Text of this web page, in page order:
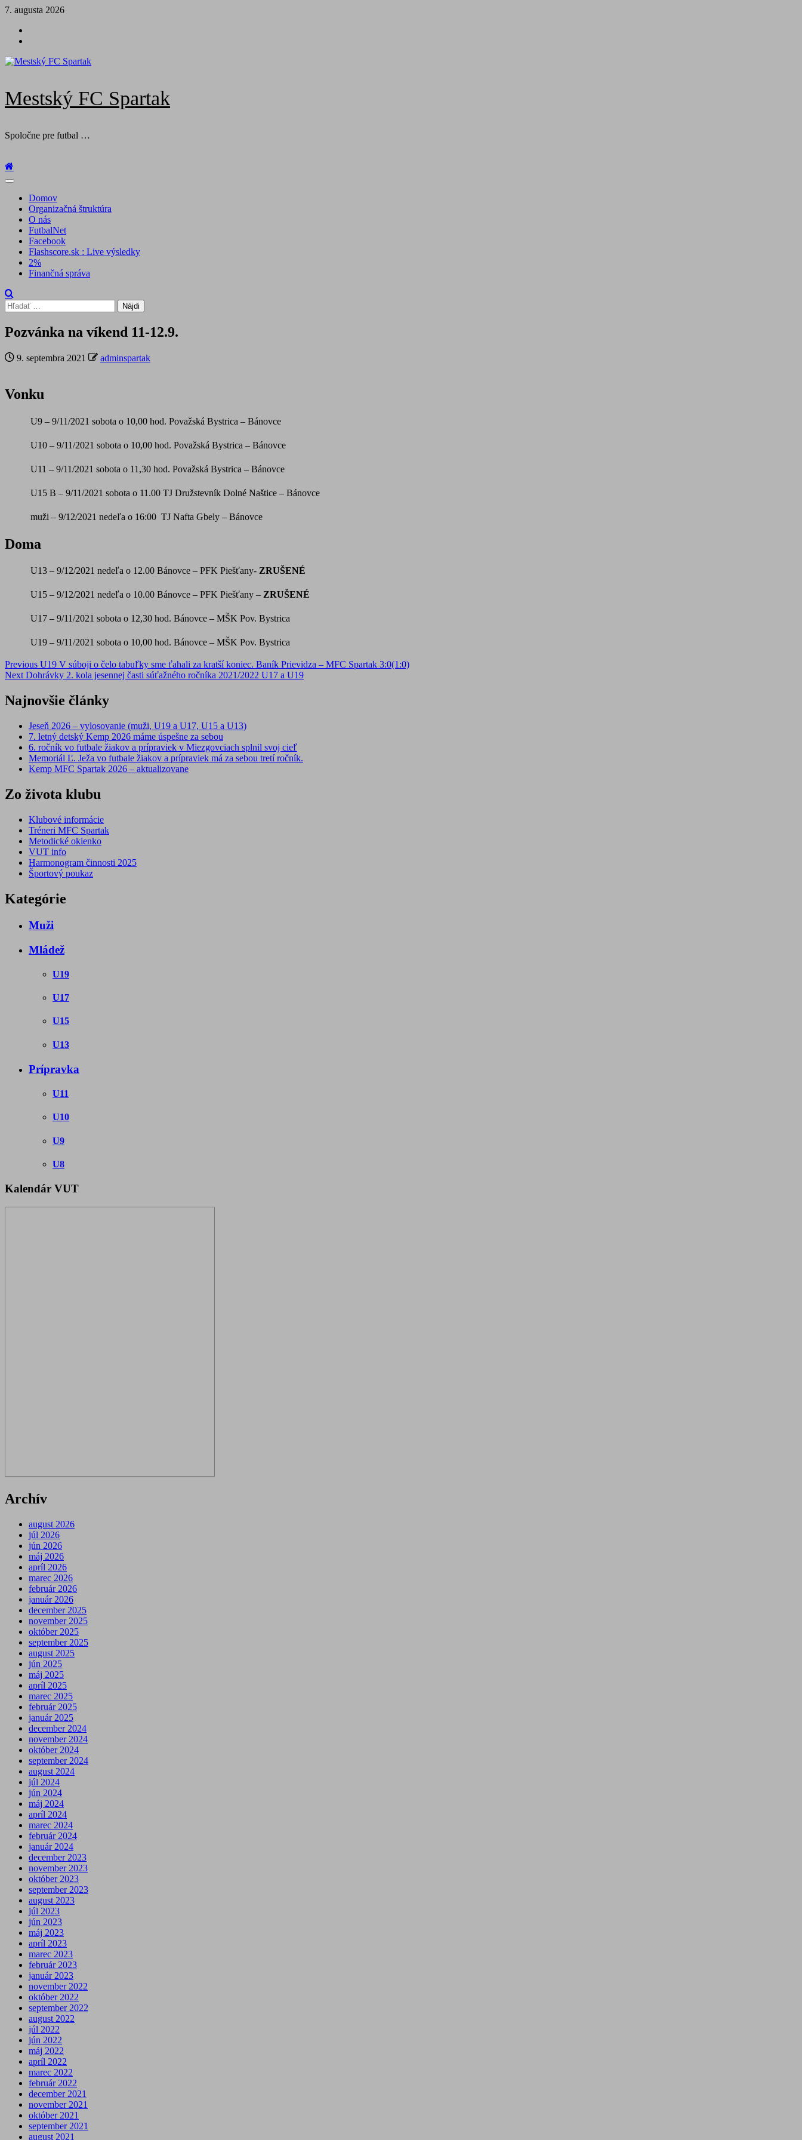
Skip
content
7. augusta 2026
Mestský FC Spartak
Spoločne pre futbal …
Primary
Domov
Organizačná štruktúra
O nás
FutbalNet
Facebook
Flashscore.sk : Live výsledky
2%
Finančná správa
Hľadať:
Pozvánka na víkend 11-12.9.
9. septembra 2021 adminspartak
Vonku
U9 – 9/11/2021 sobota o 10,00 hod. Považská Bystrica – Bánovce
U10 – 9/11/2021 sobota o 10,00 hod. Považská Bystrica – Bánovce
U11 – 9/11/2021 sobota o 11,30 hod. Považská Bystrica – Bánovce
U15 B – 9/11/2021 sobota o 11.00 TJ Družstevník Dolné Naštice – Bánovce
muži – 9/12/2021 nedeľa o 16:00 TJ Nafta Gbely – Bánovce
Doma
U13 – 9/12/2021 nedeľa o 12.00 Bánovce – PFK Piešťany- ZRUŠENÉ
U15 – 9/12/2021 nedeľa o 10.00 Bánovce – PFK Piešťany – ZRUŠENÉ
U17 – 9/11/2021 sobota o 12,30 hod. Bánovce – MŠK Pov. Bystrica
U19 – 9/11/2021 sobota o 10,00 hod. Bánovce – MŠK Pov. Bystrica
Post
navigation
Previous U19 V súboji o čelo tabuľky sme ťahali za kratší koniec. Baník Prievidza – MFC Spartak 3:0(1:0)
NextDohrávky 2. kola jesennej časti súťažného ročníka 2021/2022 U17 a U19
Najnovšie články
Jeseň 2026 – vylosovanie (muži, U19 a U17, U15 a U13)
7. letný detský Kemp 2026 máme úspešne za sebou
6. ročník vo futbale žiakov a prípraviek v Miezgovciach splnil svoj cieľ
Memoriál Ľ. Ježa vo futbale žiakov a prípraviek má za sebou tretí ročník.
Kemp MFC Spartak 2026 – aktualizovane
Zo života klubu
Klubové informácie
Tréneri MFC Spartak
Metodické okienko
VUT info
Harmonogram činnosti 2025
Športový poukaz
Kategórie
Muži
Mládež
U19
U17
U15
U13
Prípravka
U11
U10
U9
U8
Kalendár VUT
Archív
august 2026
júl 2026
jún 2026
máj 2026
apríl 2026
marec 2026
február 2026
január 2026
december 2025
november 2025
október 2025
september 2025
august 2025
jún 2025
máj 2025
apríl 2025
marec 2025
február 2025
január 2025
december 2024
november 2024
október 2024
september 2024
august 2024
júl 2024
jún 2024
máj 2024
apríl 2024
marec 2024
február 2024
január 2024
december 2023
november 2023
október 2023
september 2023
august 2023
júl 2023
jún 2023
máj 2023
apríl 2023
marec 2023
február 2023
január 2023
november 2022
október 2022
september 2022
august 2022
júl 2022
jún 2022
máj 2022
apríl 2022
marec 2022
február 2022
december 2021
november 2021
október 2021
september 2021
august 2021